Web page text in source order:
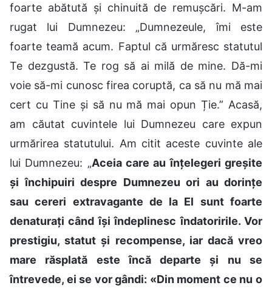
foarte abătută și chinuită de remușcări. M-am
rugat lui Dumnezeu: „Dumnezeule, îmi este
foarte teamă acum. Faptul că urmăresc statutul
Te dezgustă. Te rog să ai milă de mine. Dă-mi
voie să-mi cunosc firea coruptă, ca să nu mă mai
cert cu Tine și să nu mă mai opun Ție.” Acasă,
am căutat cuvintele lui Dumnezeu care expun
urmărirea statutului. Am citit aceste cuvinte ale
lui Dumnezeu: „Aceia care au înțelegeri greșite
și închipuiri despre Dumnezeu ori au dorințe
sau cereri extravagante de la El sunt foarte
denaturați când își îndeplinesc îndatoririle. Vor
prestigiu, statut și recompense, iar dacă vreo
mare răsplată este încă departe și nu se
întrevede, ei se vor gândi: «Din moment ce nu o